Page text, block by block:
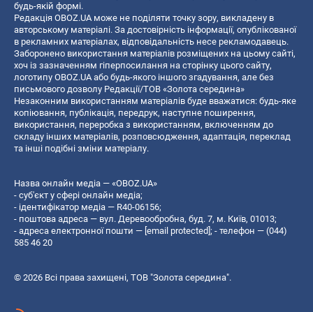
будь-якій формі.
Редакція OBOZ.UA може не поділяти точку зору, викладену в
авторському матеріалі. За достовірність інформації, опублікованої
в рекламних матеріалах, відповідальність несе рекламодавець.
Заборонено використання матеріалів розміщених на цьому сайті,
хоч із зазначенням гіперпосилання на сторінку цього сайту,
логотипу OBOZ.UA або будь-якого іншого згадування, але без
письмового дозволу Редакції/ТОВ «Золота середина»
Незаконним використанням матеріалів буде вважатися: будь-яке
копiювання, публiкацiя, передрук, наступне поширення,
використання, переробка з використанням, включенням до
складу інших матеріалів, розповсюдження, адаптація, переклад
та інші подібні зміни матеріалу.
Назва онлайн медіа — «OBOZ.UA»
- суб'єкт у сфері онлайн медіа;
- ідентифікатор медіа — R40-06156;
- поштова адреса — вул. Деревообробна, буд. 7, м. Київ, 01013;
- адреса електронної пошти — [email protected] ; - телефон — (044)
585 46 20
© 2026 Всі права захищені, ТОВ "Золота середина".